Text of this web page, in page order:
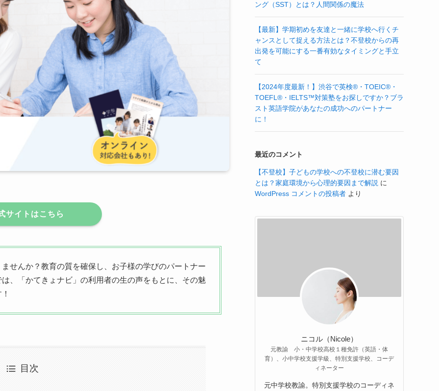
イトはこちら
せんか？教育の質を確保し、お子様の学びのパートナー
、「かてきょナビ」の利用者の生の声をもとに、その魅
目次
ング（SST）とは？人間関係の魔法
【最新】学期初めを友達と一緒に学校へ行くチ
ャンスとして捉える方法とは？不登校からの再
出発を可能にする一番有効なタイミングと手立
て
【2024年度最新！】渋谷で英検®・TOEIC®・
TOEFL®・IELTS™対策塾をお探しですか？ブラ
スト英語学院があなたの成功へのパートナー
に！
最近のコメント
【不登校】子どもの学校への不登校に潜む要因
とは？家庭環境から心理的要因まで解説 に
WordPress コメントの投稿者 より
ニコル（Nicole）
元教諭 小・中学校高校１種免許（英語・体
育）、小中学校支援学級、特別支援学校、コーデ
ィネーター
元中学校教諭。特別支援学校のコーディネ